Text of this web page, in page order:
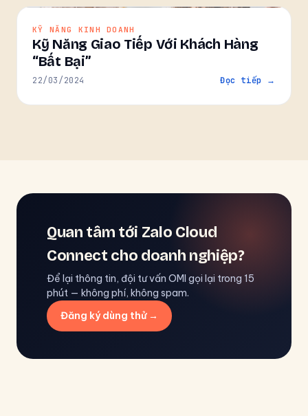
KỸ NĂNG KINH DOANH
Kỹ Năng Giao Tiếp Với Khách Hàng
“Bất Bại”
22/03/2024 Đọc tiếp →
Quan tâm tới Zalo Cloud
Connect cho doanh nghiệp?
Để lại thông tin, đội tư vấn OMI gọi lại trong 15
phút — không phí, không spam.
Đăng ký dùng thử →